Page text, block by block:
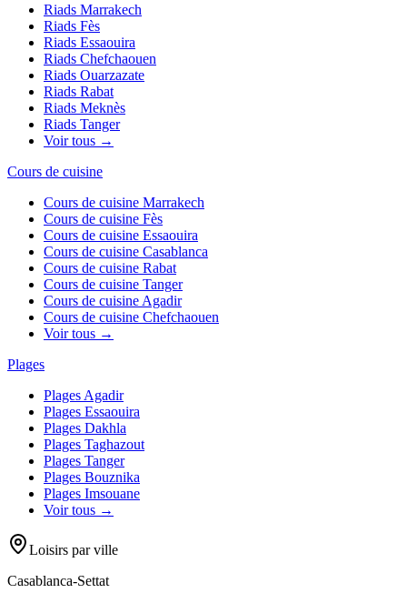
Riads Marrakech
Riads Fès
Riads Essaouira
Riads Chefchaouen
Riads Ouarzazate
Riads Rabat
Riads Meknès
Riads Tanger
Voir tous →
Cours de cuisine
Cours de cuisine Marrakech
Cours de cuisine Fès
Cours de cuisine Essaouira
Cours de cuisine Casablanca
Cours de cuisine Rabat
Cours de cuisine Tanger
Cours de cuisine Agadir
Cours de cuisine Chefchaouen
Voir tous →
Plages
Plages Agadir
Plages Essaouira
Plages Dakhla
Plages Taghazout
Plages Tanger
Plages Bouznika
Plages Imsouane
Voir tous →
Loisirs par ville
Casablanca-Settat